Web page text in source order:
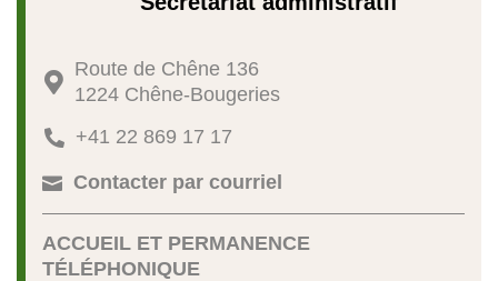

Route de Chêne 136
1224 Chêne-Bougeries
 +41 22 869 17 17
 Contacter par courriel
ACCUEIL ET PERMANENCE
TÉLÉPHONIQUE